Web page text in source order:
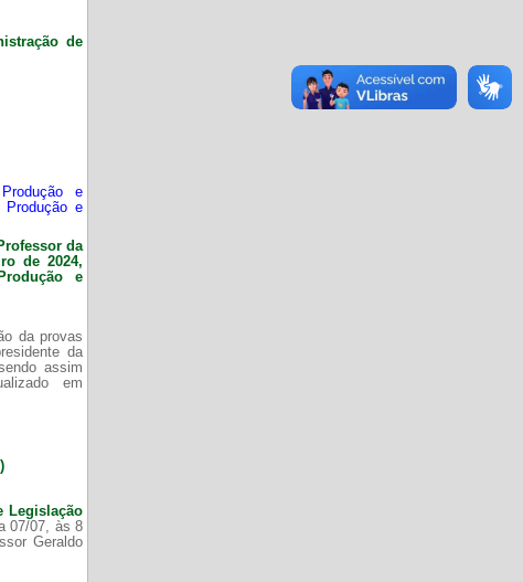
de
e
e
da
de 2024,
e
da provas
da
assim
em
Legislação
07/07, às 8
Geraldo